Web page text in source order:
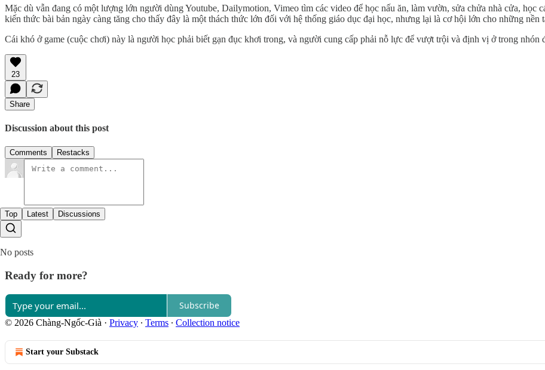
Mặc dù vẫn đang có một lượng lớn người dùng Youtube, Dailymotion, Vimeo tìm các video để học nấu ăn, làm vườn, sửa chửa nhà cửa, học
kiến thức bài bản ngày càng tăng cho thấy đây là một thách thức lớn đối với hệ thống giáo dục đại học, nhưng lại là cơ hội lớn cho những nền
Cái khó ở game (cuộc chơi) này là người học phải biết gạn đục khơi trong, và người cung cấp phải nỗ lực để vượt trội và định vị ở trong nhón
23
Share
Discussion about this post
Comments Restacks
Top Latest Discussions
No posts
Ready for more?
Subscribe
© 2026 Chàng-Ngốc-Già · Privacy ∙ Terms ∙ Collection notice
Start your Substack